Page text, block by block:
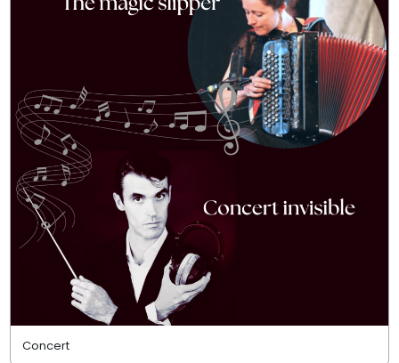
Concert